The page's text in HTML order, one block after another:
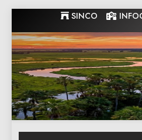
to
content
SINCO